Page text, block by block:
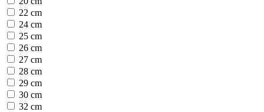
22 cm
24 cm
25 cm
26 cm
27 cm
28 cm
29 cm
30 cm
32 cm